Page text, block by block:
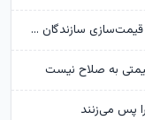
قیمت ملک در دور باطل؛ بازار مسکن در تله قیمت‌سازی سازندگان خرد
به صلاح نیست
پس می‌زنند